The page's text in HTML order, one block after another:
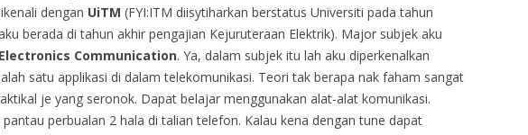
dengan UiTM (FYI:ITM diisytiharkan berstatus Universiti pada tahun
berada di tahun akhir pengajian Kejuruteraan Elektrik). Major subjek aku
Electronics Communication. Ya, dalam subjek itu lah aku diperkenalkan
satu applikasi di dalam telekomunikasi. Teori tak berapa nak faham sangat
je yang seronok. Dapat belajar menggunakan alat-alat komunikasi.
perbualan 2 hala di talian telefon. Kalau kena dengan tune dapat